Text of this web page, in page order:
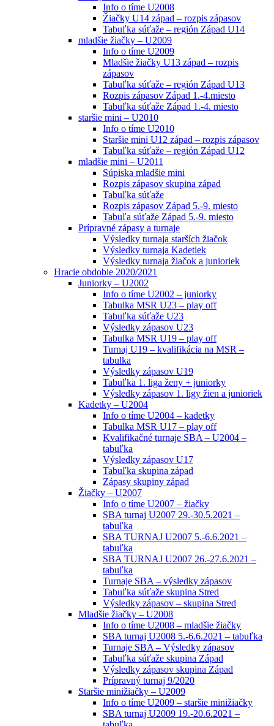
Info o tíme U2008
Žiačky U14 západ – rozpis zápasov
Tabuľka súťaže – región Západ U14
mladšie žiačky – U2009
Info o tíme U2009
Mladšie žiačky U13 západ – rozpis
zápasov
Tabuľka súťaže – región Západ U13
Rozpis zápasov Západ 1.-4.miesto
Tabuľka súťaže Západ 1.-4. miesto
staršie mini – U2010
Info o tíme U2010
Staršie mini U12 západ – rozpis zápasov
Tabuľka súťaže – región Západ U12
mladšie mini – U2011
Súpiska mladšie mini
Rozpis zápasov skupina západ
Tabuľka súťaže
Rozpis zápasov Západ 5.-9. miesto
Tabuľa súťaže Západ 5.-9. miesto
Prípravné zápasy a turnaje
Výsledky turnaja starších žiačok
Výsledky turnaja Kadetiek
Výsledky turnaja žiačok a junioriek
Hracie obdobie 2020/2021
Juniorky – U2002
Info o tíme U2002 – juniorky
Tabulka MSR U23 – play off
Tabuľka súťaže U23
Výsledky zápasov U23
Tabulka MSR U19 – play off
Turnaj U19 – kvalifikácia na MSR –
tabulka
Výsledky zápasov U19
Tabuľka 1. liga ženy + juniorky
Výsledky zápasov 1. ligy žien a junioriek
Kadetky – U2004
Info o tíme U2004 – kadetky
Tabulka MSR U17 – play off
Kvalifikačné turnaje SBA – U2004 –
tabuľka
Výsledky zápasov U17
Tabuľka skupina západ
Zápasy skupiny západ
Žiačky – U2007
Info o tíme U2007 – žiačky
SBA turnaj U2007 29.-30.5.2021 –
tabuľka
SBA TURNAJ U2007 5.-6.6.2021 –
tabuľka
SBA TURNAJ U2007 26.-27.6.2021 –
tabuľka
Turnaje SBA – výsledky zápasov
Tabuľka súťaže skupina Stred
Výsledky zápasov – skupina Stred
Mladšie žiačky – U2008
Info o tíme U2008 – mladšie žiačky
SBA turnaj U2008 5.-6.6.2021 – tabuľka
Turnaje SBA – Výsledky zápasov
Tabuľka súťaže skupina Západ
Výsledky zápasov skupina Západ
Prípravný turnaj 9/2020
Staršie minižiačky – U2009
Info o tíme U2009 – staršie minižiačky
SBA turnaj U2009 19.-20.6.2021 –